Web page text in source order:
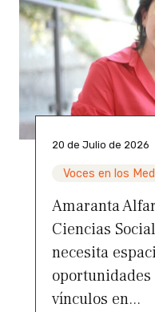
20 de Julio de 2026
Voces en los
Amaranta
Ciencias
necesita
vínculos en...